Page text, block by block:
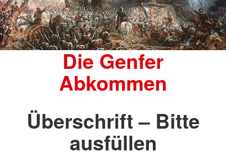
Die Genfer
Abkommen
Überschrift – Bitte
ausfüllen